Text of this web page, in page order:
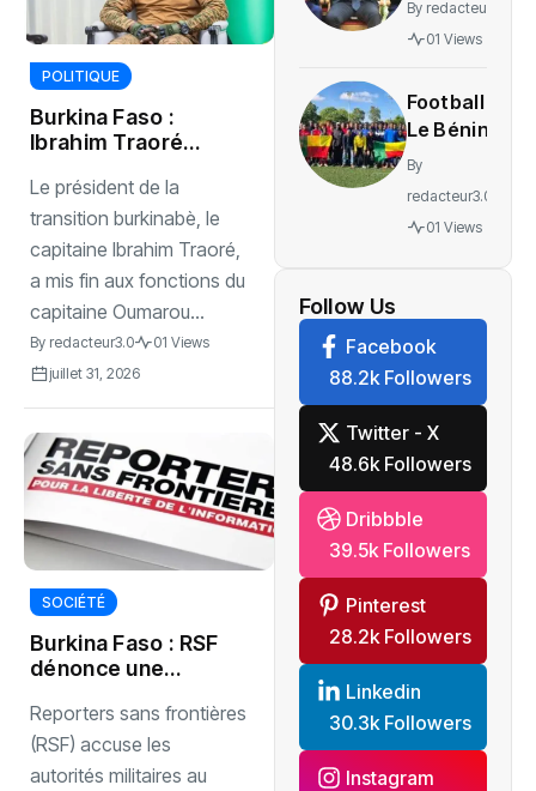
POLITIQUE
‎Burkina Faso :
Ibrahim Traoré
Oumarou Yabré
‎Le président de la
transition burkinabè, le
capitaine Ibrahim Traoré,
a mis fin aux fonctions du
capitaine Oumarou...
By redacteur3.0
01 Views
juillet 31, 2026
SOCIÉTÉ
Burkina Faso : RSF
dénonce une
contre les
journalistes
critiques
Reporters sans frontières
(RSF) accuse les
autorités militaires au
des soins
un bilan
By redacteur3.0
01 Views
Football :
Le Bénin
mise sur
pour bâtir
et
Amazones
By
redacteur3.0
01 Views
Follow Us
Facebook
88.2k Followers
Twitter - X
48.6k Followers
Dribbble
39.5k Followers
Pinterest
28.2k Followers
Linkedin
30.3k Followers
Instagram